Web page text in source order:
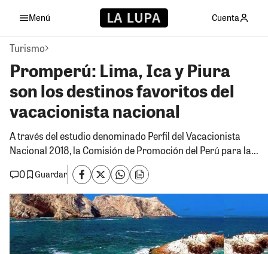
Menú Cuenta
Turismo
Promperú: Lima, Ica y Piura
son los destinos favoritos del
vacacionista nacional
A través del estudio denominado Perfil del Vacacionista
Nacional 2018, la Comisión de Promoción del Perú para la...
0
Guardar